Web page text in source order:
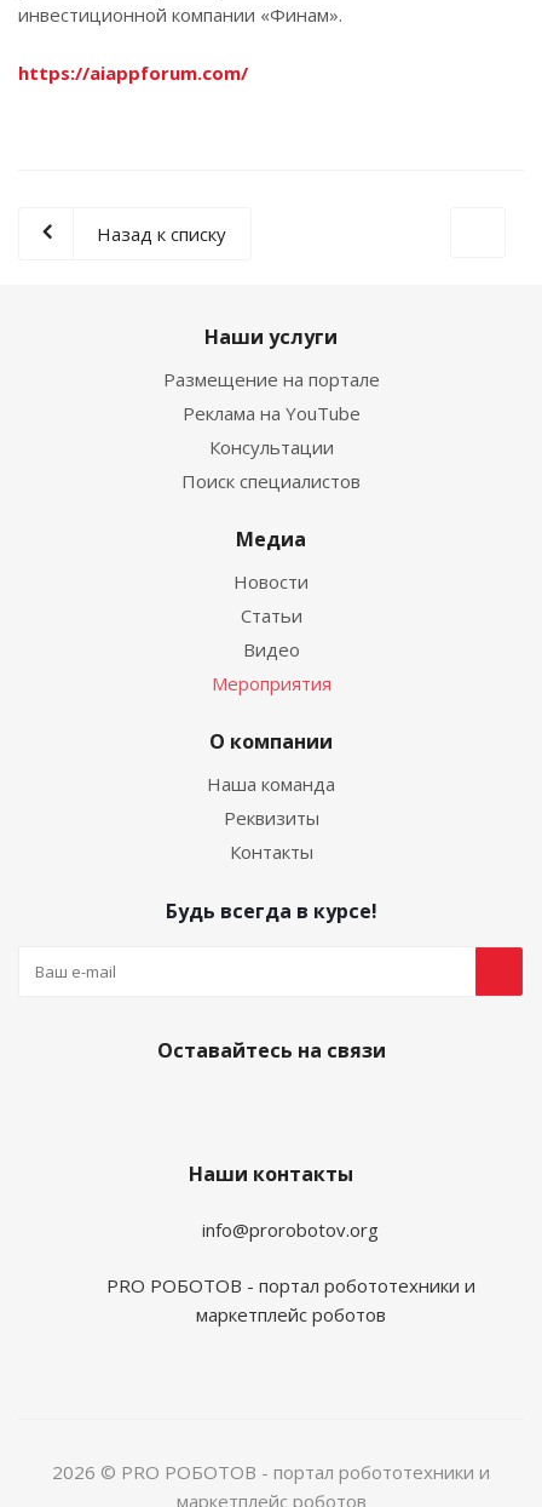
инвестиционной компании «Финам».
https://aiappforum.com/
Назад к списку
Наши услуги
Размещение на портале
Реклама на YouTube
Консультации
Поиск специалистов
Медиа
Новости
Статьи
Видео
Мероприятия
О компании
Наша команда
Реквизиты
Контакты
Будь всегда в курсе!
Оставайтесь на связи
Наши контакты
info@prorobotov.org
PRO РОБОТОВ - портал робототехники и
маркетплейс роботов
2026 © PRO РОБОТОВ - портал робототехники и
маркетплейс роботов